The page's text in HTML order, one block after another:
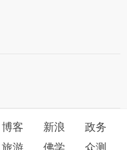
博客 新浪
政务
旅游 佛学 众测